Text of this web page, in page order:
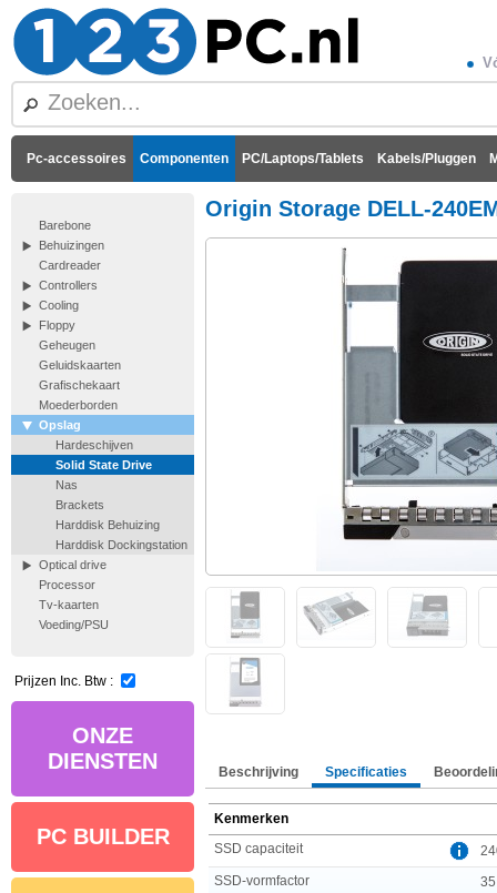
Pc-accessoires Componenten PC/Laptops/Tablets Kabels/Pluggen
Barebone
Behuizingen
Cardreader
Controllers
Cooling
Floppy
Geheugen
Geluidskaarten
Grafischekaart
Moederborden
Opslag
Hardeschijven
Solid State Drive
Nas
Brackets
Harddisk Behuizing
Harddisk Dockingstation
Optical drive
Processor
Tv-kaarten
Voeding/PSU
Prijzen Inc. Btw :
ONZE
DIENSTEN
PC BUILDER
Origin Storage DELL-
Beschrijving Specificaties
Kenmerken
SSD capaciteit
SSD-vormfactor
35